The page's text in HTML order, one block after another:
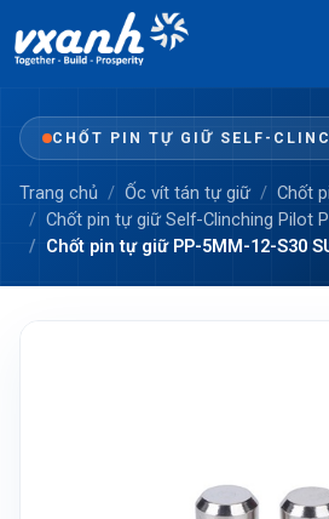
CHỐT PIN TỰ GIỮ SELF-
Trang chủ Ốc vít tán tự giữ
Chốt
Chốt pin tự giữ Self-Clinching Pilot
Chốt pin tự giữ PP-5MM-12-S30